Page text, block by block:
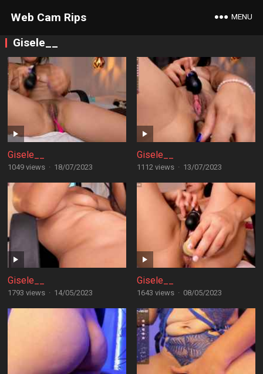
Web Cam Rips MENU
Gisele__
Gisele__
1049 views · 18/07/2023
Gisele__
1112 views · 13/07/2023
Gisele__
1793 views · 14/05/2023
Gisele__
1643 views · 08/05/2023